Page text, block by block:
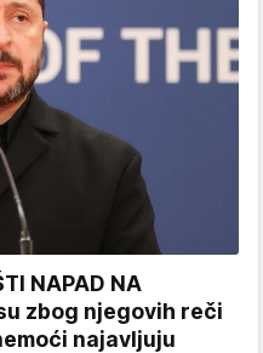
NAPAD NA
zbog njegovih reči
najavljuju